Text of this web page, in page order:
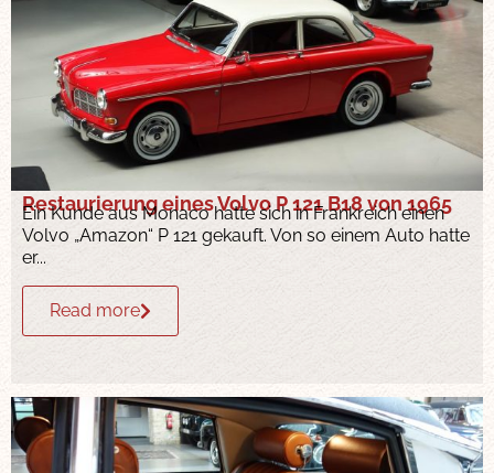
Restaurierung eines Volvo P 121 B18 von 1965
Ein Kunde aus Monaco hatte sich in Frankreich einen
Volvo „Amazon“ P 121 gekauft. Von so einem Auto hatte
er...
Read more